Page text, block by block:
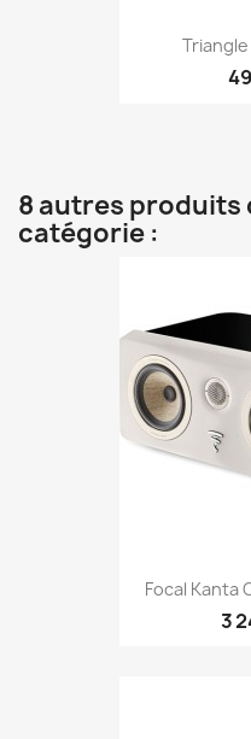
Triangle
8 autres produits
catégorie :
Focal Kanta
3